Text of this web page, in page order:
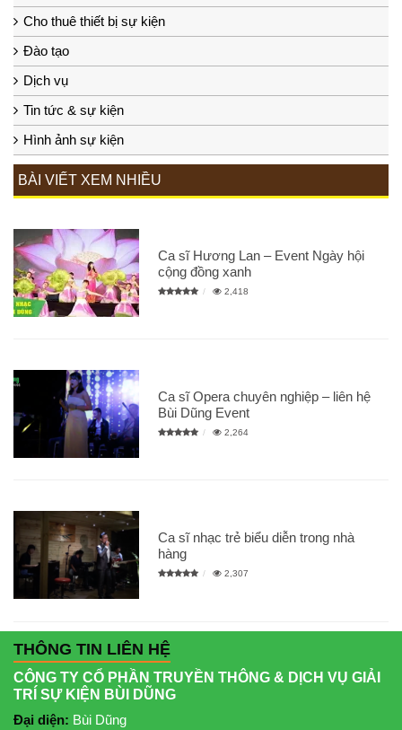
Cho thuê thiết bị sự kiện
Đào tạo
Dịch vụ
Tin tức & sự kiện
Hình ảnh sự kiện
BÀI VIẾT XEM NHIỀU
Ca sĩ Hương Lan – Event Ngày hội
cộng đồng xanh
2,418
Ca sĩ Opera chuyên nghiệp – liên hệ
Bùi Dũng Event
2,264
Ca sĩ nhạc trẻ biểu diễn trong nhà
hàng
2,307
THÔNG TIN LIÊN HỆ
CÔNG TY CỔ PHẦN TRUYỀN THÔNG & DỊCH VỤ GIẢI
TRÍ SỰ KIỆN BÙI DŨNG
Đại diện: Bùi Dũng